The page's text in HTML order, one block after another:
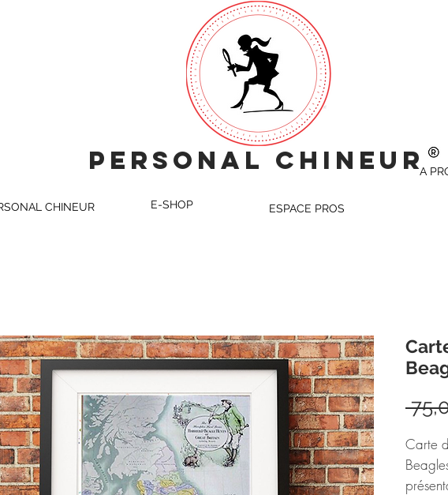
CHINEUR
CHINEUR E-SHOP ESPACE PROS
A
Carte